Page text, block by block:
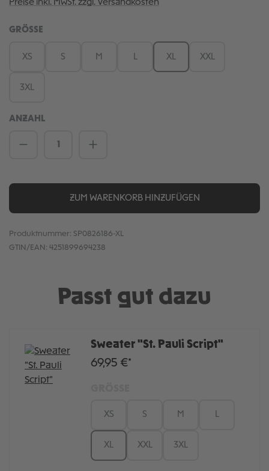
Preise inkl. MwSt. zzgl. Versandkosten
GRÖSSE
XS S M XL XXL
3XL
ANZAHL
Produkt Anzahl: Gib den gewünschten
ZUM WARENKORB HINZUFÜGEN
Produktnummer: SP0826186-XL
GTIN/EAN: 4251899694238
Passt gut dazu
Sweater "St. Pauli Script"
69,95 €*
XS S M L
XL XXL 3XL